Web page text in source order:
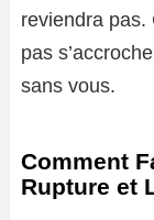
reviendra pas.
pas
sans vous.
Comment
Rupture et